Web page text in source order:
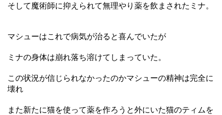
そして魔術師に抑えられて無理やり薬を飲まされたミナ。
マシューはこれで病気が治ると喜んでいたが
ミナの身体は崩れ落ち溶けてしまっていた。
この状況が信じられなかったのかマシューの精神は完全に
壊れ
また新たに猫を使って薬を作ろうと外にいた猫のティムを